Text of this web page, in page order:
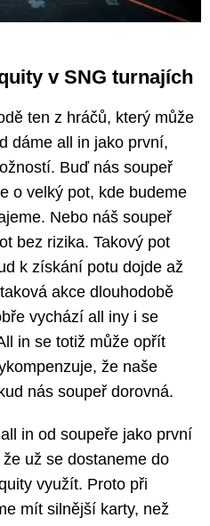
v SNG turnajích
ten z hráčů, který může
dáme all in jako první,
Buď nás soupeř
o velký pot, kde budeme
Nebo náš soupeř
bez rizika. Takový pot
k získání potu dojde až
akce dlouhodobě
vychází all iny i se
in se totiž může opřít
že naše
nás soupeř dorovná.
in od soupeře jako první
už se dostaneme do
využít. Proto při
mít silnější karty, než